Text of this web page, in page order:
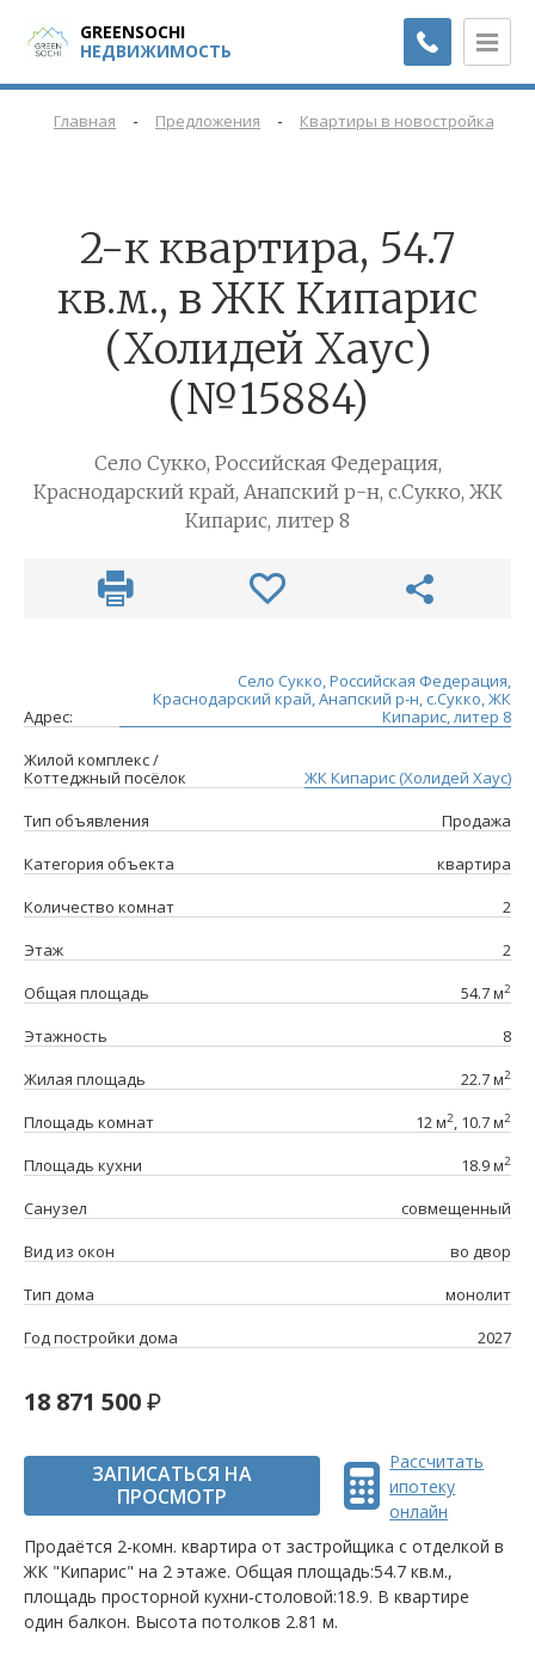
GREENSOCHI
НЕДВИЖИМОСТЬ
Главная - Предложения - Квартиры в новостройках
2-к квартира, 54.7
кв.м., в ЖК Кипарис
(Холидей Хаус)
(№15884)
Село Сукко, Российская Федерация,
Краснодарский край, Анапский р-н, с.Сукко, ЖК
Кипарис, литер 8
Адрес:
Село Сукко, Российская Федерация,
Краснодарский край, Анапский р-н, с.Сукко, ЖК
Кипарис, литер 8
Жилой комплекс /
Коттеджный посёлок
ЖК Кипарис (Холидей Хаус)
Тип объявления
Продажа
Категория объекта
квартира
Количество комнат
2
Этаж
2
Общая площадь
54.7 м2
Этажность
8
Жилая площадь
22.7 м2
Площадь комнат 12 м2, 10.7 м2
Площадь кухни 18.9 м2
Санузел
совмещенный
Вид из окон
во двор
Тип дома
монолит
Год постройки дома
2027
18 871 500
ЗАПИСАТЬСЯ НА
ПРОСМОТР
Рассчитать
ипотеку
онлайн
Продаётся 2-комн. квартира от застройщика c отделкой в
ЖК "Кипарис" на 2 этаже. Общая площадь:54.7 кв.м.,
площадь просторной кухни-столовой:18.9. B квартире
один балкон. Высота потолков 2.81 м.